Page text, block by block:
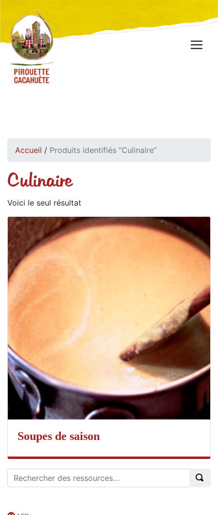
Accueil / Produits identifiés “Culinaire”
Culinaire
Voici le seul résultat
Soupes de saison